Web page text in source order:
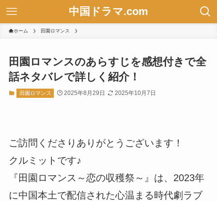
中国ドラマ.com
ホーム 田園ロマンス
田園ロマンスのあらすじを感想付きで全
話ネタバレで詳しく紹介！
田園ロマンス 2025年8月29日 2025年10月7日
ご訪問くださりありがとうございます！
クルミットです♪
『田園ロマンス～恋の収穫祭～』は、2023年
に中国本土で配信された心温まる時代劇ラブ